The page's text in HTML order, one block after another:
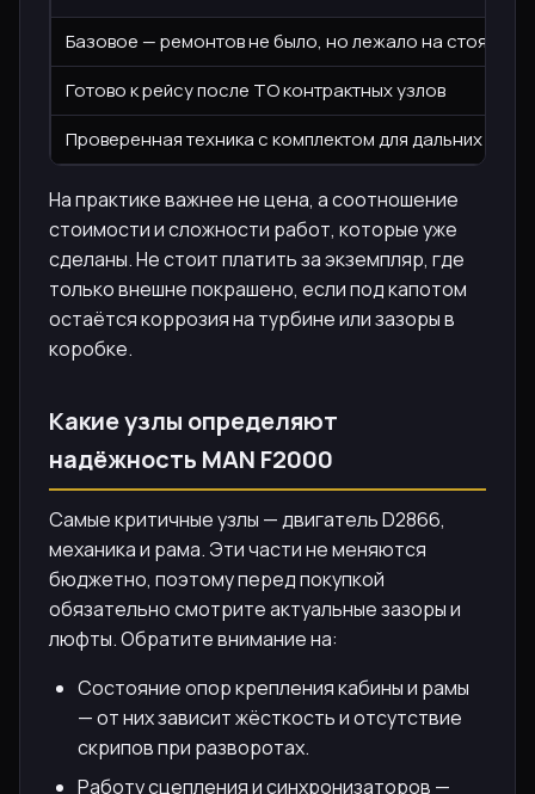
Базовое — ремонтов не было, но лежало на стоянке
Готово к рейсу после ТО контрактных узлов
Проверенная техника с комплектом для дальних
На практике важнее не цена, а соотношение
стоимости и сложности работ, которые уже
сделаны. Не стоит платить за экземпляр, где
только внешне покрашено, если под капотом
остаётся коррозия на турбине или зазоры в
коробке.
Какие узлы определяют
надёжность MAN F2000
Самые критичные узлы — двигатель D2866,
механика и рама. Эти части не меняются
бюджетно, поэтому перед покупкой
обязательно смотрите актуальные зазоры и
люфты. Обратите внимание на:
Состояние опор крепления кабины и рамы
— от них зависит жёсткость и отсутствие
скрипов при разворотах.
Работу сцепления и синхронизаторов —